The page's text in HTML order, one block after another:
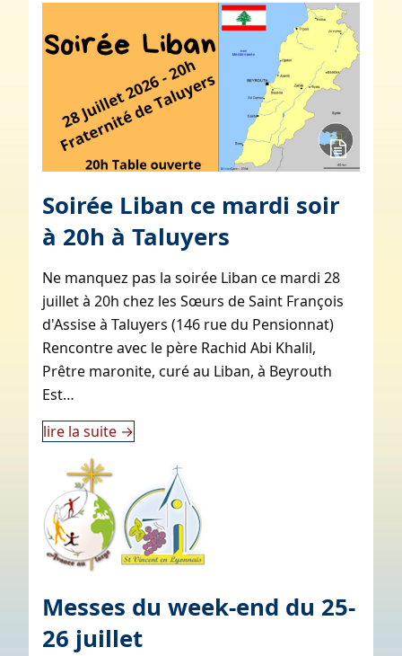
Soirée Liban ce mardi soir
à 20h à Taluyers
Ne manquez pas la soirée Liban ce mardi 28
juillet à 20h chez les Sœurs de Saint François
d'Assise à Taluyers (146 rue du Pensionnat)
Rencontre avec le père Rachid Abi Khalil,
Prêtre maronite, curé au Liban, à Beyrouth
Est…
lire la suite →
Messes du week-end du 25-
26 juillet